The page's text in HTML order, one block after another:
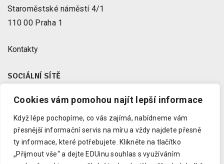
Cookies vám pomohou najít lepší informace
Když lépe pochopíme, co vás zajímá, nabídneme vám
přesnější informační servis na míru a vždy najdete přesně
ty informace, které potřebujete.
Klikněte na tlačítko
„Přijmout vše“ a dejte EDUinu souhlas s využíváním
Staroměstské náměstí 4/1
110 00 Praha 1
Kontakty
SOCIÁLNÍ SÍTĚ
Facebook
Instagram
Youtube
LinkedIn